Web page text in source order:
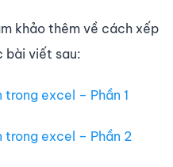
khảo thêm về cách xếp
bài viết sau:
excel – Phần 1
trong excel – Phần 2